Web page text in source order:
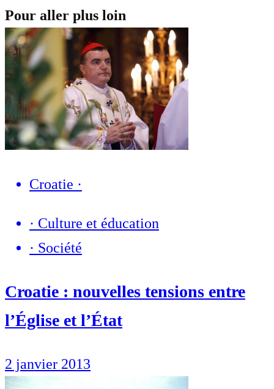
Pour aller plus loin
Croatie ·
· Culture et éducation
· Société
Croatie : nouvelles tensions entre
l’Église et l’État
2 janvier 2013